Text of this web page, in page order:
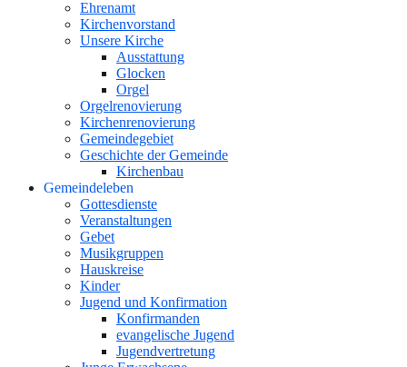
Ehrenamt
Kirchenvorstand
Unsere Kirche
Ausstattung
Glocken
Orgel
Orgelrenovierung
Kirchenrenovierung
Gemeindegebiet
Geschichte der Gemeinde
Kirchenbau
Gemeindeleben
Gottesdienste
Veranstaltungen
Gebet
Musikgruppen
Hauskreise
Kinder
Jugend und Konfirmation
Konfirmanden
evangelische Jugend
Jugendvertretung